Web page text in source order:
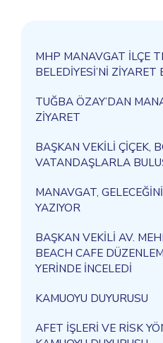
MHP MANAVGAT İLÇE
BELEDİYESİ’Nİ ZİYARET
TUĞBA ÖZAY’DAN
ZİYARET
BAŞKAN VEKİLİ ÇİÇEK,
VATANDAŞLARLA
MANAVGAT,
YAZIYOR
BAŞKAN VEKİLİ AV.
BEACH CAFE
YERİNDE İNCELEDİ
KAMUOYU DUYURUSU
AFET İŞLERİ VE RİSK